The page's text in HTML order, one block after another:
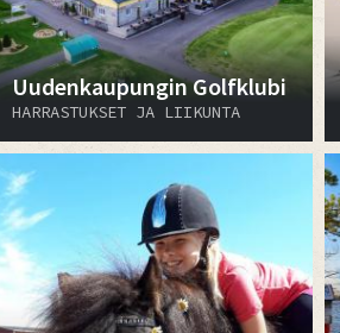
Uudenkaupungin Golfklubi
HARRASTUKSET JA LIIKUNTA